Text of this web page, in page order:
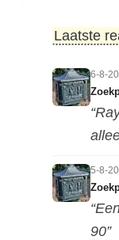
Laatste
6-8-
5-8-
90”